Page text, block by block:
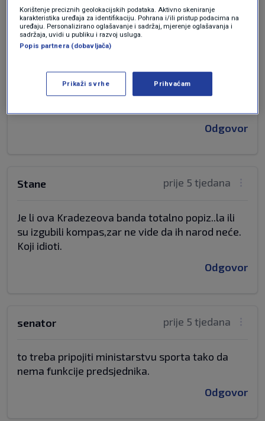
dobije izbore. Većina sportskih saveza su pod
kontrolom HDZ-a i dobili su jasne poruke kako
postupiti. Međutim, to je opasna igra. Sport
pripada svim građanima Hrvatske i financiramo
korak mogao izazvati neočekivane reakcije
građana i zapaliti požar koji bi mogao izmaći
Odgovor
prije 5 tjedana
Stane
Je li ova Kradezeova banda totalno popiz..la ili
su izgubili kompas,zar ne vide da ih narod neće.
Koji idioti.
Odgovor
prije 5 tjedana
senator
to treba pripojiti ministarstvu sporta tako da
nema funkcije predsjednika.
Odgovor
Korištenje preciznih geolokacijskih podataka. Aktivno skeniranje
karakteristika uređaja za identifikaciju. Pohrana i/ili pristup podacima na
uređaju. Personalizirano oglašavanje i sadržaj, mjerenje oglašavanja i
sadržaja, uvidi u publiku i razvoj usluga.
Popis partnera (dobavljača)
Prikaži svrhe Prihvaćam